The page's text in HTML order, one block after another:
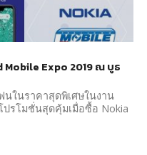
Mobile Expo 2019 ณ บูธ
ในราคาสุดพิเศษในงาน
ปรโมชั่นสุดคุ้มเมื่อซื้อ Nokia